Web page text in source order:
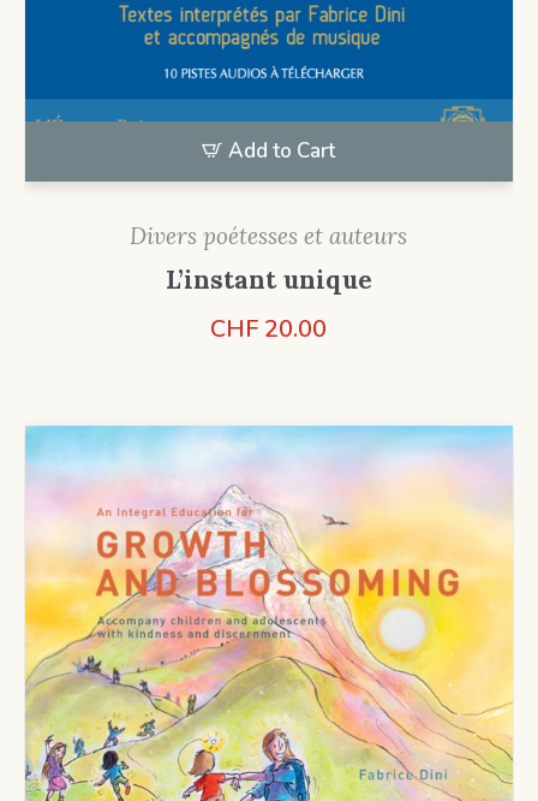
Add to Cart
Divers poétesses et auteurs
L’instant unique
CHF 20.00